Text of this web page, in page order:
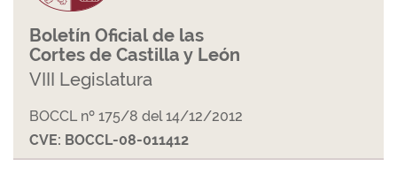
Boletín Oficial de las
Cortes de Castilla y León
VIII Legislatura
BOCCL nº 175/8 del 14/12/2012
CVE: BOCCL-08-011412